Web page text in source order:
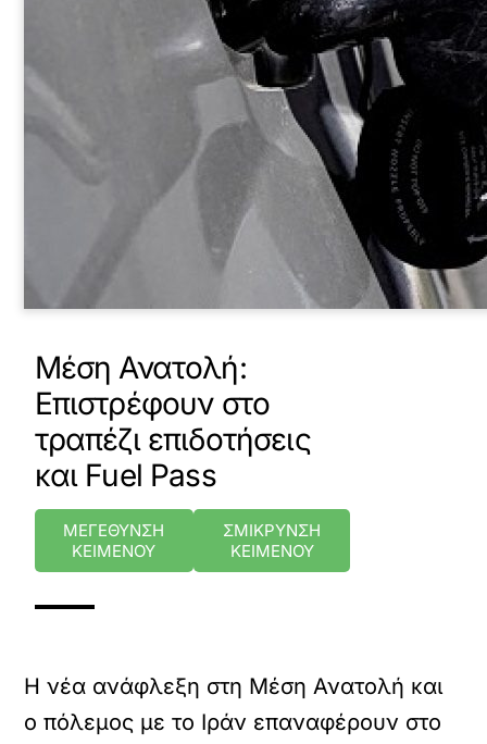
Μέση Ανατολή:
Επιστρέφουν στο
τραπέζι επιδοτήσεις
και Fuel Pass
ΜΕΓΕΘΥΝΣΗ
ΚΕΙΜΕΝΟΥ
ΣΜΙΚΡΥΝΣΗ
ΚΕΙΜΕΝΟΥ
Η νέα ανάφλεξη στη Μέση Ανατολή και
ο πόλεμος με το Ιράν επαναφέρουν στο